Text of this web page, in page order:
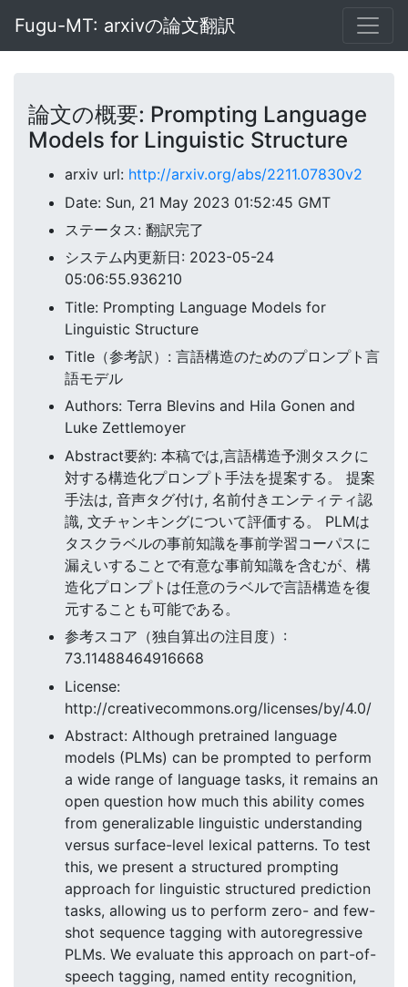
Fugu-MT: arxivの論文翻訳
論文の概要: Prompting Language
Models for Linguistic Structure
arxiv url: http://arxiv.org/abs/2211.07830v2
Date: Sun, 21 May 2023 01:52:45 GMT
ステータス: 翻訳完了
システム内更新日: 2023-05-24
05:06:55.936210
Title: Prompting Language Models for
Linguistic Structure
Title（参考訳）: 言語構造のためのプロンプト言
語モデル
Authors: Terra Blevins and Hila Gonen and
Luke Zettlemoyer
Abstract要約: 本稿では,言語構造予測タスクに
対する構造化プロンプト手法を提案する。 提案
手法は, 音声タグ付け, 名前付きエンティティ認
識, 文チャンキングについて評価する。 PLMは
タスクラベルの事前知識を事前学習コーパスに
漏えいすることで有意な事前知識を含むが、構
造化プロンプトは任意のラベルで言語構造を復
元することも可能である。
参考スコア（独自算出の注目度）:
73.11488464916668
License:
http://creativecommons.org/licenses/by/4.0/
Abstract: Although pretrained language
models (PLMs) can be prompted to perform
a wide range of language tasks, it remains an
open question how much this ability comes
from generalizable linguistic understanding
versus surface-level lexical patterns. To test
this, we present a structured prompting
approach for linguistic structured prediction
tasks, allowing us to perform zero- and few-
shot sequence tagging with autoregressive
PLMs. We evaluate this approach on part-of-
speech tagging, named entity recognition,